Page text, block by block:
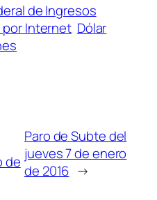
de Ingresos
por Internet Dólar
de
Paro de Subte del
jueves 7 de enero
de 2016 →